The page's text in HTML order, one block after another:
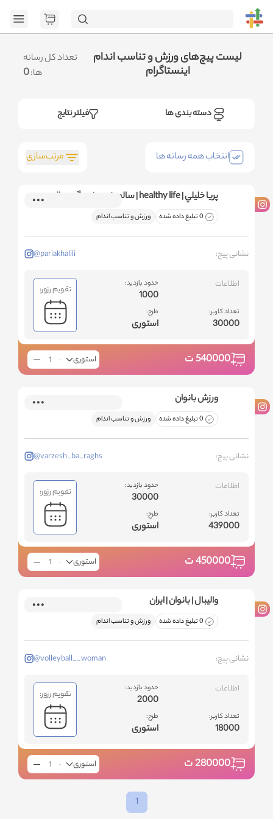
تعداد کل رسانه
ها:0
لیست پیچ‌های ورزش و تناسب اندام
اینستاگرام
فیلتر نتایج دسته بندی ها
مرتب‌سازی انتخاب همه رسانه ها
پریا خليلي | healthy life | سالم خوری| زندگی سالم
0 تبلیغ داده شده ورزش و تناسب اندام
نشانی پیج: @pariakhalili
اطلاعات
تعداد کاربر:
30000
حدود بازدید:
1000
طرح:
استوری
تقویم رزور:
540000ت استوری
ورزش بانوان
0 تبلیغ داده شده ورزش و تناسب اندام
نشانی پیج: @varzesh_ba_raghs
اطلاعات
تعداد کاربر:
439000
حدود بازدید:
30000
طرح:
استوری
تقویم رزور:
450000ت استوری
والیبال | بانوان | ایران
0 تبلیغ داده شده ورزش و تناسب اندام
نشانی پیج: @volleyball__woman
اطلاعات
تعداد کاربر:
18000
حدود بازدید:
2000
طرح:
استوری
تقویم رزور:
280000ت استوری
1
[GET]
.متوجه شدم